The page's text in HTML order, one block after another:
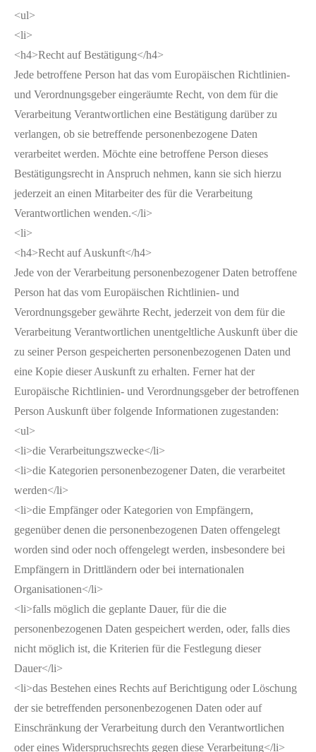
<ul>
<li>
<h4>Recht auf Bestätigung</h4>
Jede betroffene Person hat das vom Europäischen Richtlinien-
und Verordnungsgeber eingeräumte Recht, von dem für die
Verarbeitung Verantwortlichen eine Bestätigung darüber zu
verlangen, ob sie betreffende personenbezogene Daten
verarbeitet werden. Möchte eine betroffene Person dieses
Bestätigungsrecht in Anspruch nehmen, kann sie sich hierzu
jederzeit an einen Mitarbeiter des für die Verarbeitung
Verantwortlichen wenden.</li>
<li>
<h4>Recht auf Auskunft</h4>
Jede von der Verarbeitung personenbezogener Daten betroffene
Person hat das vom Europäischen Richtlinien- und
Verordnungsgeber gewährte Recht, jederzeit von dem für die
Verarbeitung Verantwortlichen unentgeltliche Auskunft über die
zu seiner Person gespeicherten personenbezogenen Daten und
eine Kopie dieser Auskunft zu erhalten. Ferner hat der
Europäische Richtlinien- und Verordnungsgeber der betroffenen
Person Auskunft über folgende Informationen zugestanden:
<ul>
<li>die Verarbeitungszwecke</li>
<li>die Kategorien personenbezogener Daten, die verarbeitet
werden</li>
<li>die Empfänger oder Kategorien von Empfängern,
gegenüber denen die personenbezogenen Daten offengelegt
worden sind oder noch offengelegt werden, insbesondere bei
Empfängern in Drittländern oder bei internationalen
Organisationen</li>
<li>falls möglich die geplante Dauer, für die die
personenbezogenen Daten gespeichert werden, oder, falls dies
nicht möglich ist, die Kriterien für die Festlegung dieser
Dauer</li>
<li>das Bestehen eines Rechts auf Berichtigung oder Löschung
der sie betreffenden personenbezogenen Daten oder auf
Einschränkung der Verarbeitung durch den Verantwortlichen
oder eines Widerspruchsrechts gegen diese Verarbeitung</li>